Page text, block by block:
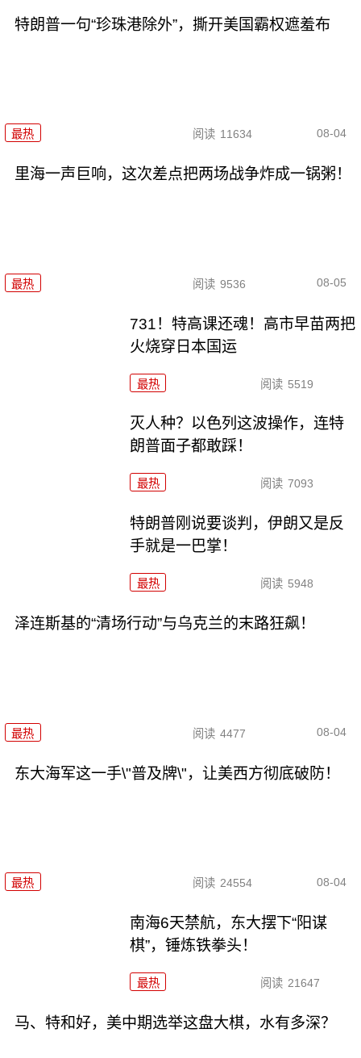
特朗普一句“珍珠港除外”，撕开美国霸权遮羞布
最热 阅读 11634 08-04
里海一声巨响，这次差点把两场战争炸成一锅粥！
最热 阅读 9536 08-05
731！特高课还魂！高市早苗两把
火烧穿日本国运
最热 阅读 5519
灭人种？以色列这波操作，连特
朗普面子都敢踩！
最热 阅读 7093
特朗普刚说要谈判，伊朗又是反
手就是一巴掌！
最热 阅读 5948
泽连斯基的“清场行动”与乌克兰的末路狂飙！
最热 阅读 4477 08-04
东大海军这一手\"普及牌\"，让美西方彻底破防！
最热 阅读 24554 08-04
南海6天禁航，东大摆下“阳谋
棋”，锤炼铁拳头！
最热 阅读 21647
马、特和好，美中期选举这盘大棋，水有多深？